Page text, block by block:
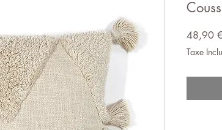
48,90 €
Taxe